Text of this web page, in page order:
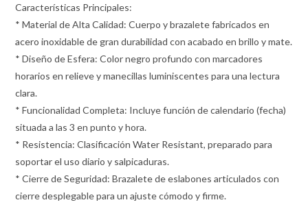
Características Principales:
* Material de Alta Calidad: Cuerpo y brazalete fabricados en
acero inoxidable de gran durabilidad con acabado en brillo y mate.
* Diseño de Esfera: Color negro profundo con marcadores
horarios en relieve y manecillas luminiscentes para una lectura
clara.
* Funcionalidad Completa: Incluye función de calendario (fecha)
situada a las 3 en punto y hora.
* Resistencia: Clasificación Water Resistant, preparado para
soportar el uso diario y salpicaduras.
* Cierre de Seguridad: Brazalete de eslabones articulados con
cierre desplegable para un ajuste cómodo y firme.